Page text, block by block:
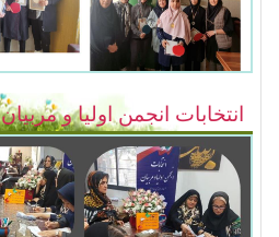
انتخابات انجمن اولیا و مربیان